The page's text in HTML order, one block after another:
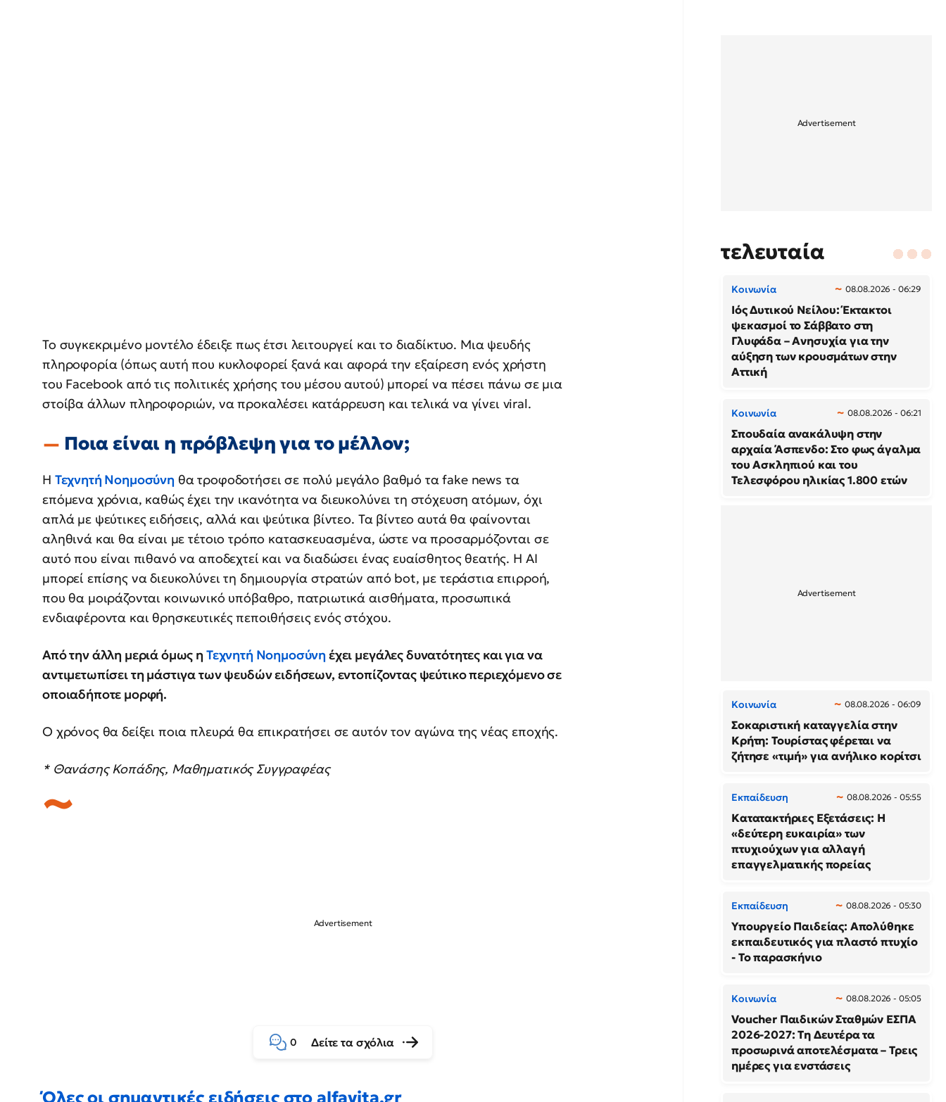
Το συγκεκριμένο μοντέλο έδειξε πως έτσι λειτουργεί και το διαδίκτυο. Μια ψευδής
πληροφορία (όπως αυτή που κυκλοφορεί ξανά και αφορά την εξαίρεση ενός χρήστη
του Facebook από τις πολιτικές χρήσης του μέσου αυτού) μπορεί να πέσει πάνω σε μια
στοίβα άλλων πληροφοριών, να προκαλέσει κατάρρευση και τελικά να γίνει viral.
Ποια είναι η πρόβλεψη για το μέλλον;
Η Τεχνητή Νοημοσύνη θα τροφοδοτήσει σε πολύ μεγάλο βαθμό τα fake news τα
επόμενα χρόνια, καθώς έχει την ικανότητα να διευκολύνει τη στόχευση ατόμων, όχι
απλά με ψεύτικες ειδήσεις, αλλά και ψεύτικα βίντεο. Τα βίντεο αυτά θα φαίνονται
αληθινά και θα είναι με τέτοιο τρόπο κατασκευασμένα, ώστε να προσαρμόζονται σε
αυτό που είναι πιθανό να αποδεχτεί και να διαδώσει ένας ευαίσθητος θεατής. Η AI
μπορεί επίσης να διευκολύνει τη δημιουργία στρατών από bot, με τεράστια επιρροή,
που θα μοιράζονται κοινωνικό υπόβαθρο, πατριωτικά αισθήματα, προσωπικά
ενδιαφέροντα και θρησκευτικές πεποιθήσεις ενός στόχου.
Από την άλλη μεριά όμως η Τεχνητή Νοημοσύνη έχει μεγάλες δυνατότητες και για να
αντιμετωπίσει τη μάστιγα των ψευδών ειδήσεων, εντοπίζοντας ψεύτικο περιεχόμενο σε
οποιαδήποτε μορφή.
Ο χρόνος θα δείξει ποια πλευρά θα επικρατήσει σε αυτόν τον αγώνα της νέας εποχής.
* Θανάσης Κοπάδης, Μαθηματικός Συγγραφέας
0 Δείτε τα σχόλια
Όλες οι σημαντικές ειδήσεις στο alfavita.gr
τελευταία
Κοινωνία 08.08.2026 - 06:29
Ιός Δυτικού Νείλου: Έκτακτοι
ψεκασμοί το Σάββατο στη
Γλυφάδα – Ανησυχία για την
αύξηση των κρουσμάτων στην
Αττική
Κοινωνία 08.08.2026 - 06:21
Σπουδαία ανακάλυψη στην
αρχαία Άσπενδο: Στο φως άγαλμα
του Ασκληπιού και του
Τελεσφόρου ηλικίας 1.800 ετών
Κοινωνία 08.08.2026 - 06:09
Σοκαριστική καταγγελία στην
Κρήτη: Τουρίστας φέρεται να
ζήτησε «τιμή» για ανήλικο κορίτσι
Εκπαίδευση 08.08.2026 - 05:55
Κατατακτήριες Εξετάσεις: Η
«δεύτερη ευκαιρία» των
πτυχιούχων για αλλαγή
επαγγελματικής πορείας
Εκπαίδευση 08.08.2026 - 05:30
Υπουργείο Παιδείας: Απολύθηκε
εκπαιδευτικός για πλαστό πτυχίο
- Το παρασκήνιο
Κοινωνία 08.08.2026 - 05:05
Voucher Παιδικών Σταθμών ΕΣΠΑ
2026-2027: Τη Δευτέρα τα
προσωρινά αποτελέσματα – Τρεις
ημέρες για ενστάσεις